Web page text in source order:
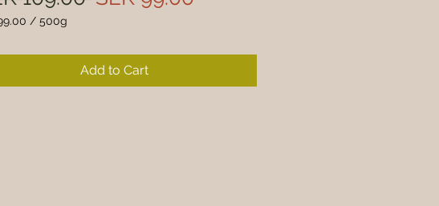
/ 500g
Add to Cart